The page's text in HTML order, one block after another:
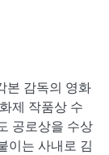
본 감독의 영화
제 작품상 수
공로상을 수상
이는 사내로 김